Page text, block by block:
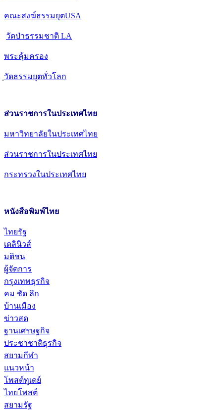
คณะสงฆ์ธรรมยุตUSA
วัดป่าธรรมชาติ LA
พระคุ้มครอง
วัดธรรมยุตทั่วโลก
ส่วนราชการในประเทศไทย
มหาวิทยาลัยในประเทศไทย
ส่วนราชการในประเทศไทย
กระทรวงในประเทศไทย
หนังสือพิมพ์ไทย
ไทยรัฐ
เดลินิวส์
มติชน
ผู้จัดการ
กรุงเทพธุรกิจ
คม ชัด ลึก
บ้านเมือง
ข่าวสด
ฐานเศรษฐกิจ
ประชาชาติธุรกิจ
สยามกีฬา
แนวหน้า
โพสต์ทูเดย์
ไทยโพสต์
สยามรัฐ